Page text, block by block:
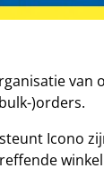
van
)orders.
Icono